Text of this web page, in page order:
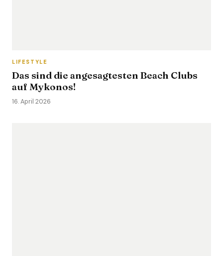
LIFESTYLE
Das sind die angesagtesten Beach Clubs
auf Mykonos!
16. April 2026